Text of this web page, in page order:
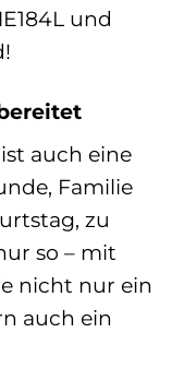
und
auch eine
Familie
zu
so – mit
nicht nur ein
auch ein